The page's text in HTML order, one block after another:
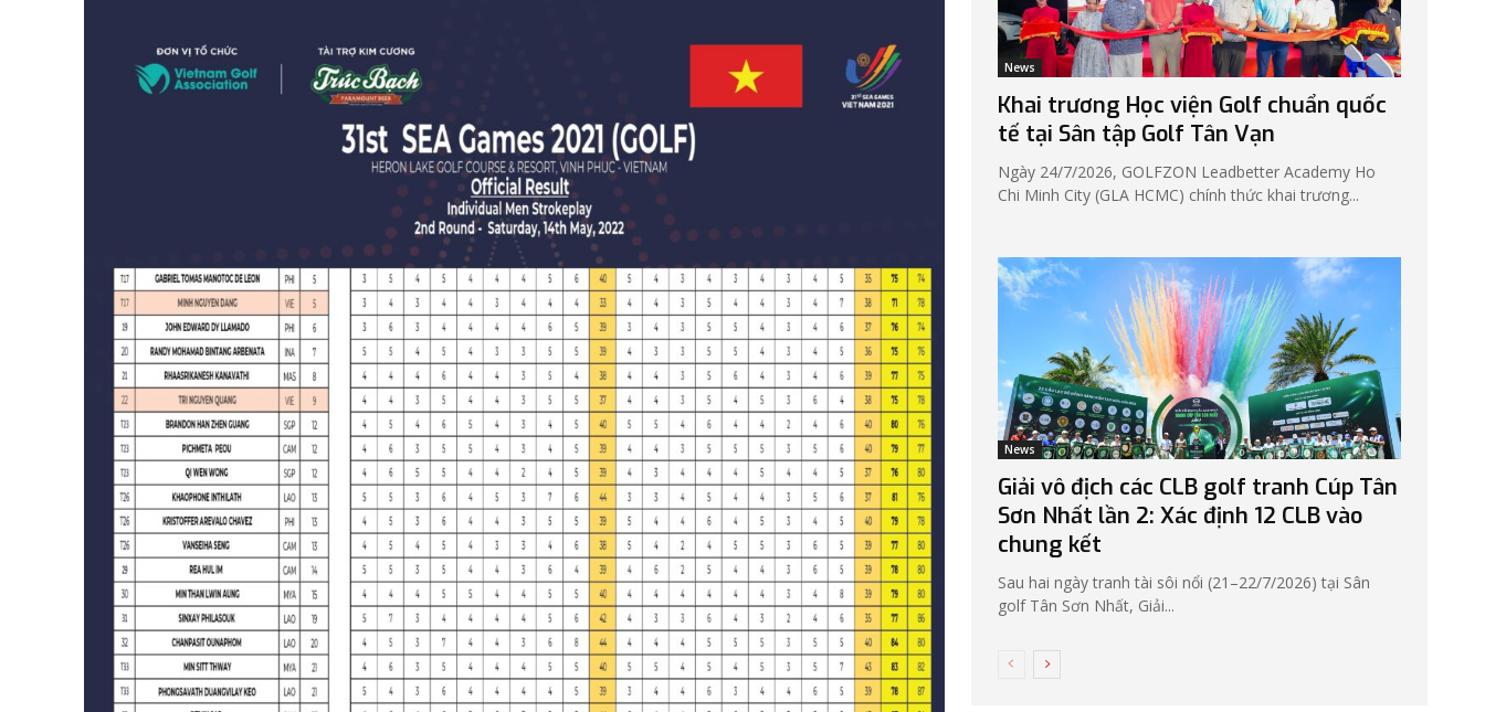
News
Khai trương Học viện Golf chuẩn quốc
tế tại Sân tập Golf Tân Vạn
Ngày 24/7/2026, GOLFZON Leadbetter Academy Ho
Chi Minh City (GLA HCMC) chính thức khai trương...
News
Giải vô địch các CLB golf tranh Cúp Tân
Sơn Nhất lần 2: Xác định 12 CLB vào
chung kết
Sau hai ngày tranh tài sôi nổi (21–22/7/2026) tại Sân
golf Tân Sơn Nhất, Giải...